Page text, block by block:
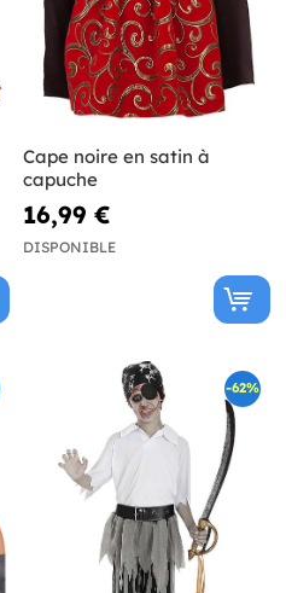
Cape noire en satin à
capuche
16,99 €
DISPONIBLE
-62%